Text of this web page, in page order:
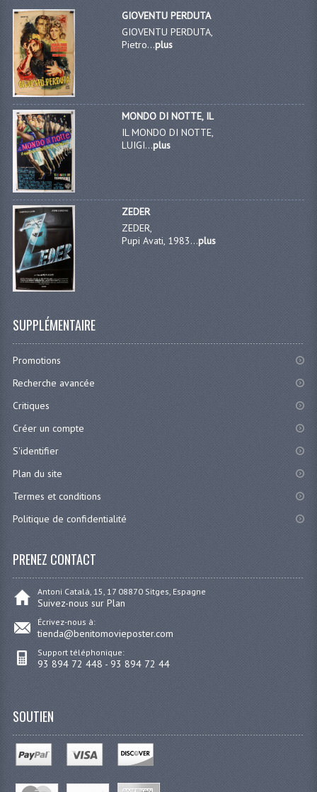
GIOVENTU PERDUTA
GIOVENTU PERDUTA,
Pietro...plus
MONDO DI NOTTE, IL
IL MONDO DI NOTTE,
LUIGI...plus
ZEDER
ZEDER,
Pupi Avati, 1983...plus
SUPPLÉMENTAIRE
Promotions
Recherche avancée
Critiques
Créer un compte
S'identifier
Plan du site
Termes et conditions
Politique de confidentialité
PRENEZ CONTACT
Antoni Catalá, 15, 17 08870 Sitges, Espagne
Suivez-nous sur Plan
Écrivez-nous à:
tienda@benitomovieposter.com
Support téléphonique:
93 894 72 448 - 93 894 72 44
SOUTIEN